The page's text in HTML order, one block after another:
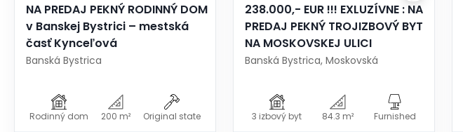
NA PREDAJ PEKNÝ RODINNÝ DOM
v Banskej Bystrici – mestská
časť Kynceľová
Banská Bystrica
Rodinný dom 200 m² Original state
238.000,- EUR !!! EXLUZÍVNE : NA
PREDAJ PEKNÝ TROJIZBOVÝ BYT
NA MOSKOVSKEJ ULICI
Banská Bystrica, Moskovská
3 izbový byt 84.3 m² Furnished